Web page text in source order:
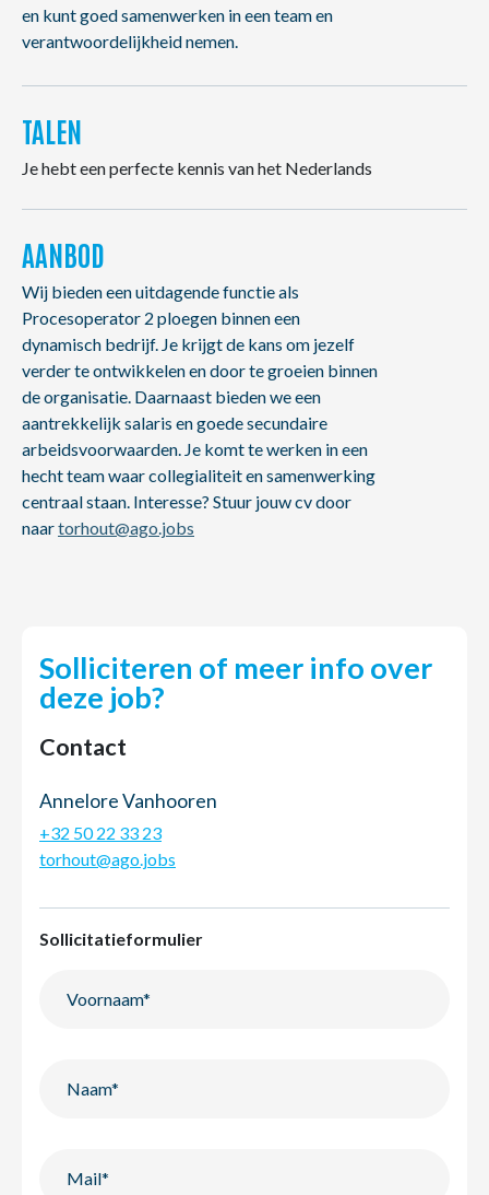
en kunt goed samenwerken in een team en
verantwoordelijkheid nemen.
TALEN
Je hebt een perfecte kennis van het Nederlands
AANBOD
Wij bieden een uitdagende functie als
Procesoperator 2 ploegen binnen een
dynamisch bedrijf. Je krijgt de kans om jezelf
verder te ontwikkelen en door te groeien binnen
de organisatie. Daarnaast bieden we een
aantrekkelijk salaris en goede secundaire
arbeidsvoorwaarden. Je komt te werken in een
hecht team waar collegialiteit en samenwerking
centraal staan. Interesse? Stuur jouw cv door
naartorhout@ago.jobs
Solliciteren of meer info over
deze job?
Contact
Annelore Vanhooren
+32 50 22 33 23
torhout@ago.jobs
Sollicitatieformulier